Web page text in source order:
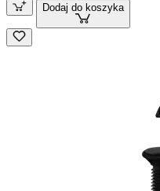
Dodaj do koszyka